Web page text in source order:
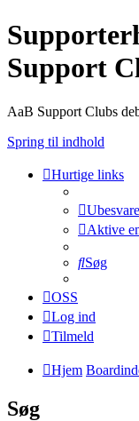
Support
AaB Support Clubs
Spring til indhold
Hurtige links
Aktive
Søg
OSS
Log ind
Tilmeld
Hjem
Søg